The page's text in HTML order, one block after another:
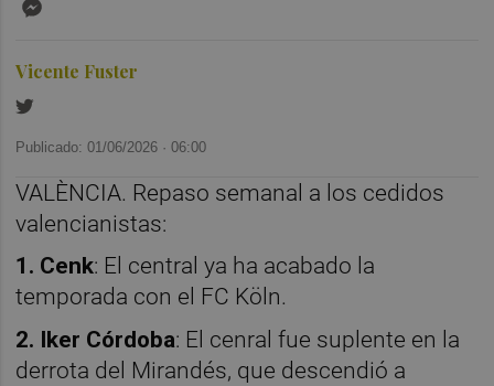
Vicente Fuster
Publicado: 01/06/2026 ·06:00
VALÈNCIA. Repaso semanal a los cedidos
valencianistas:
1. Cenk: El central ya ha acabado la
temporada con el FC Köln.
2. Iker Córdoba: El cenral fue suplente en la
derrota del Mirandés, que descendió a